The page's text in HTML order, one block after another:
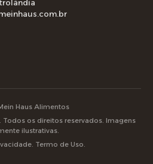
Haus Alimentos
Todos os direitos reservados. Imagens
ilustrativas.
Termo de Uso.